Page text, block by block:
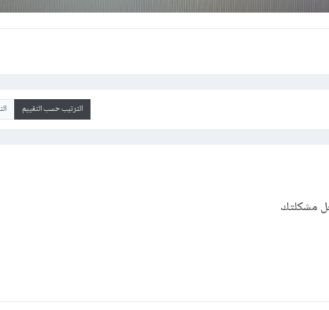
الترتيب حسب التقييم
مشكلتك